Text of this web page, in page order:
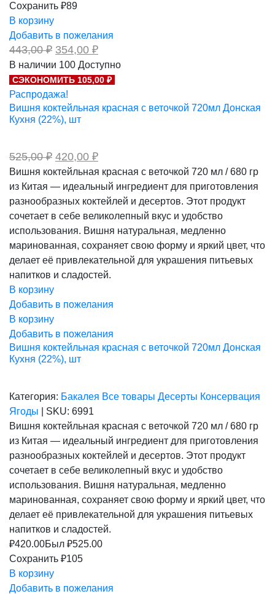
Сохранить ₽89
В корзину
Добавить в пожелания
443,00₽ Первоначальная
цена
составляла
443,00 ₽.
354,00 ₽Текущая
354,00 ₽.
В наличии 100 Доступно
СЭКОНОМИТЬ 105,00 ₽
Распродажа!
Вишня коктейльная красная с веточкой 720мл Донская
Кухня (22%), шт
525,00₽ Первоначальная
цена
составляла
525,00 ₽.
420,00 ₽Текущая
420,00 ₽.
Вишня коктейльная красная с веточкой 720 мл / 680 гр
из Китая — идеальный ингредиент для приготовления
разнообразных коктейлей и десертов. Этот продукт
сочетает в себе великолепный вкус и удобство
использования. Вишня натуральная, медленно
маринованная, сохраняет свою форму и яркий цвет, что
делает её привлекательной для украшения питьевых
напитков и сладостей.
В корзину
Добавить в пожелания
В корзину
Добавить в пожелания
Вишня коктейльная красная с веточкой 720мл Донская
Кухня (22%), шт
Категория: Бакалея Все товары Десерты Консервация
Ягоды
SKU: 6991
Вишня коктейльная красная с веточкой 720 мл / 680 гр
из Китая — идеальный ингредиент для приготовления
разнообразных коктейлей и десертов. Этот продукт
сочетает в себе великолепный вкус и удобство
использования. Вишня натуральная, медленно
маринованная, сохраняет свою форму и яркий цвет, что
делает её привлекательной для украшения питьевых
напитков и сладостей.
₽420.00Был ₽525.00
Сохранить ₽105
В корзину
Добавить в пожелания